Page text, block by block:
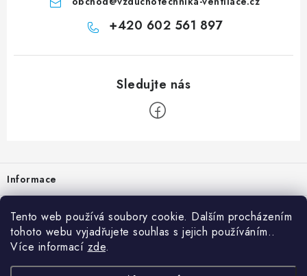
Tento web používá soubory cookie. Dalším procházením
tohoto webu vyjadřujete souhlas s jejich používáním..
Více informací zde.
+420 602 561 897
Informace
Prodejna
Rady a tipy